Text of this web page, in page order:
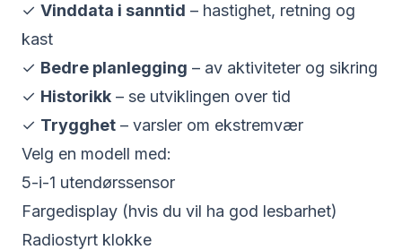
✓ Vinddata i sanntid – hastighet, retning og
kast
✓ Bedre planlegging – av aktiviteter og sikring
✓ Historikk – se utviklingen over tid
✓ Trygghet – varsler om ekstremvær
Velg en modell med:
5-i-1 utendørssensor
Fargedisplay (hvis du vil ha god lesbarhet)
Radiostyrt klokke